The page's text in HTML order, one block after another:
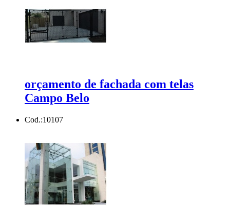
orçamento de fachada com telas
Campo Belo
Cod.:10107